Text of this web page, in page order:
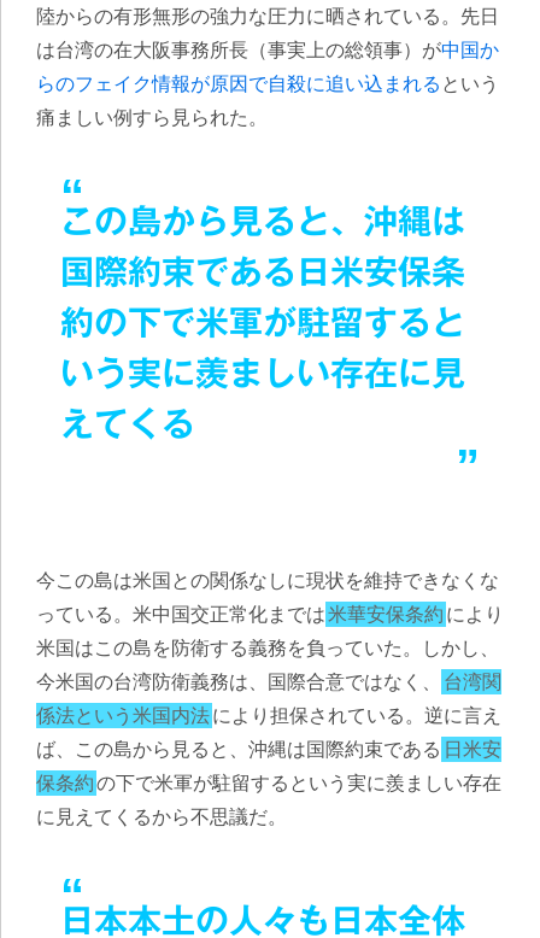
陸からの有形無形の強力な圧力に晒されている。先日
は台湾の在大阪事務所長（事実上の総領事）が中国か
らのフェイク情報が原因で自殺に追い込まれる という
痛ましい例すら見られた。
この島から見ると、沖縄は
国際約束である日米安保条
約の下で米軍が駐留すると
いう実に羨ましい存在に見
えてくる
今この島は米国との関係なしに現状を維持できなくな
っている。米中国交正常化までは米華安保条約 により
米国はこの島を防衛する義務を負っていた。しかし、
今米国の台湾防衛義務は、国際合意ではなく、
台湾関
係法という米国内法により担保されている。逆に言え
ば、この島から見ると、沖縄は国際約束である 日米安
保条約の下で米軍が駐留するという実に羨ましい存在
に見えてくるから不思議だ。
日本本土の人々も日本全体